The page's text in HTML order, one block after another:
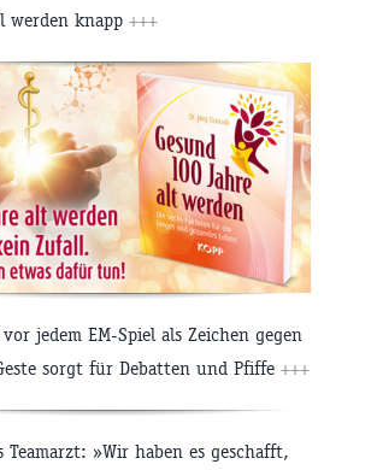
werden knapp +++
jedem EM-Spiel als Zeichen gegen
sorgt für Debatten und Pfiffe +++
Teamarzt: »Wir haben es geschafft,